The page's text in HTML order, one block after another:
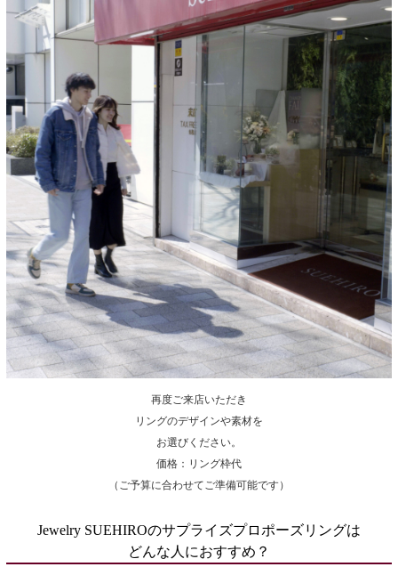
再度ご来店いただき
リングのデザインや素材を
お選びください。
価格：リング枠代
（ご予算に合わせてご準備可能です）
Jewelry SUEHIROのサプライズプロポーズリングは
どんな人におすすめ？